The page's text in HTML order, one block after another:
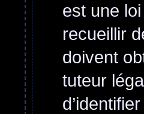
est une
recueillir
doivent
tuteur